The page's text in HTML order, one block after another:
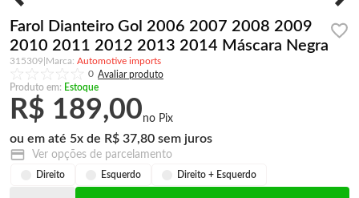
Farol Dianteiro Gol 2006 2007 2008 2009
2010 2011 2012 2013 2014 Máscara Negra
315309
Automotive imports
0
Produto em: Estoque
R$ 189,00
5x R$ 37,80
Ver opções de parcelamento
Direito Esquerdo Direito + Esquerdo